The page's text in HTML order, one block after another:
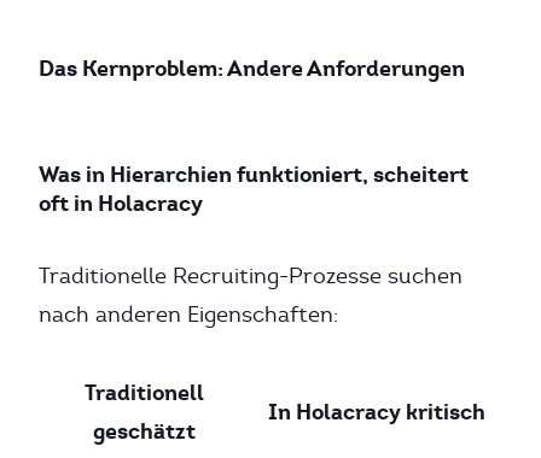
Das Kernproblem: Andere Anforderungen
Was in Hierarchien funktioniert, scheitert
oft in Holacracy
Traditionelle Recruiting-Prozesse suchen
nach anderen Eigenschaften:
Traditionell
geschätzt
In Holacracy kritisch